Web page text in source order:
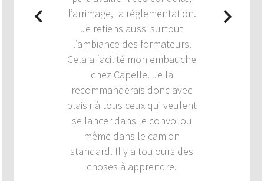
l’arrimage, la réglementation.
Je retiens aussi surtout
l’ambiance des formateurs.
Cela a facilité mon embauche
chez Capelle. Je la
recommanderais donc avec
plaisir à tous ceux qui veulent
se lancer dans le convoi ou
même dans le camion
standard. Il y a toujours des
choses à apprendre.